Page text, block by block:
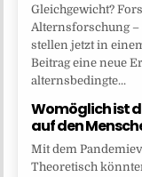
Gleichgewicht?
Alternsforschung
stellen jetzt in
Beitrag eine neue
alternsbedingte...
Womöglich ist
auf den
Mit dem
Theoretisch